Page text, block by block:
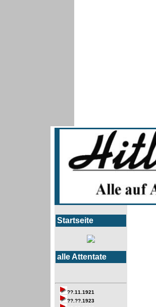
Startseite
alle Attentate
??.11.1921
??.??.1923